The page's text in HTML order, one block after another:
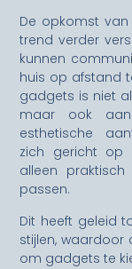
De opkomst van
trend verder
kunnen
huis op afstand
gadgets is niet
maar ook aan
esthetische
zich gericht op
alleen
passen.
Dit heeft geleid
stijlen, waardoor
om gadgets te